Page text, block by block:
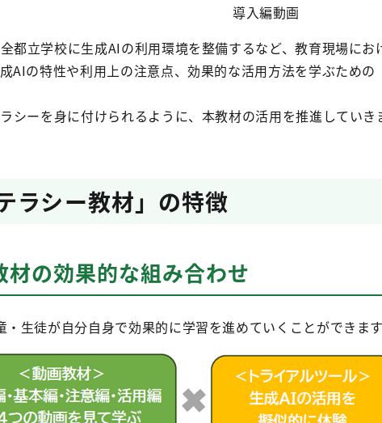
導入編動画
都立学校に生成AIの利用環境を整備するなど、教育現場に
AIの特性や利用上の注意点、効果的な活用方法を学ぶため
シーを身に付けられるように、本教材の活用を推進していき
ラシー教材」の特徴
材の効果的な組み合わせ
・生徒が自分自身で効果的に学習を進めていくことができま